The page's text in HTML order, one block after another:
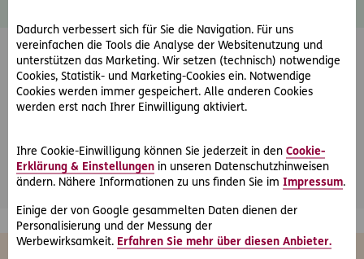
Dadurch verbessert sich für Sie die Navigation. Für uns
vereinfachen die Tools die Analyse der Websitenutzung und
unterstützen das Marketing. Wir setzen (technisch) notwendige
Cookies, Statistik- und Marketing-Cookies ein. Notwendige
Cookies werden immer gespeichert. Alle anderen Cookies
werden erst nach Ihrer Einwilligung aktiviert.
Ihre Cookie-Einwilligung können Sie jederzeit in den Cookie-
Erklärung & Einstellungen in unseren Datenschutzhinweisen
ändern. Nähere Informationen zu uns finden Sie im Impressum.
Einige der von Google gesammelten Daten dienen der
Personalisierung und der Messung der
Werbewirksamkeit. Erfahren Sie mehr über diesen Anbieter.
Friendly Captcha
Pflichtfeld Abschicken